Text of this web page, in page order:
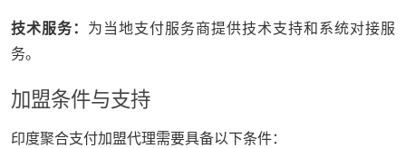
技术服务： 为当地支付服务商提供技术支持和系统对接服
务。
加盟条件与支持
印度聚合支付加盟代理需要具备以下条件：